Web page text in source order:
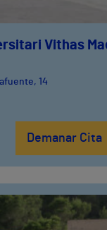
Vithas
14
Demanar Cita